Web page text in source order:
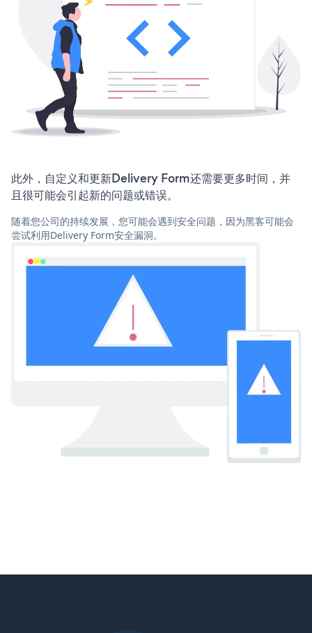
此外，自定义和更新Delivery Form还需要更多时间，并
且很可能会引起新的问题或错误。
随着您公司的持续发展，您可能会遇到安全问题，因为黑客可能会
尝试利用Delivery Form安全漏洞。